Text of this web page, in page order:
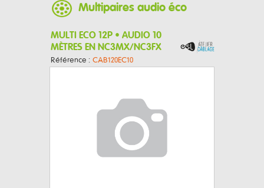
Multipaires audio éco
MULTI ECO 12P • AUDIO 10
MÈTRES EN NC3MX/NC3FX
Référence : CAB120EC10